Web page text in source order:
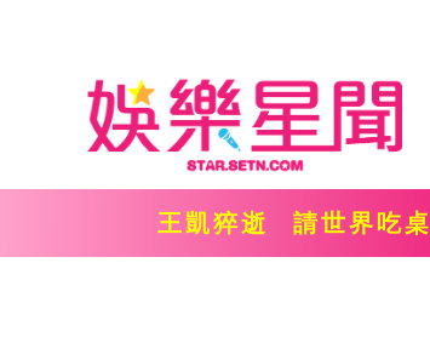
王凱猝逝 請世界吃桌